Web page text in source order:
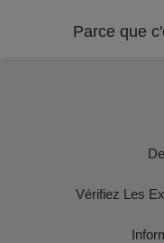
Parce que
Vérifiez Les